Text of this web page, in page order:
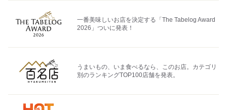
一番美味しいお店を決定する「The Tabelog Award
2026」ついに発表！
うまいもの、いま食べるなら、このお店。カテゴリ
別のランキングTOP100店舗を発表。